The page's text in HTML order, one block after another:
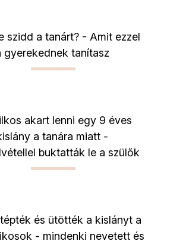
szidd a tanárt? - Amit ezzel
gyerekednek tanítasz
akart lenni egy 9 éves
a tanára miatt -
buktatták le a szülők
és ütötték a kislányt a
- mindenki nevetett és